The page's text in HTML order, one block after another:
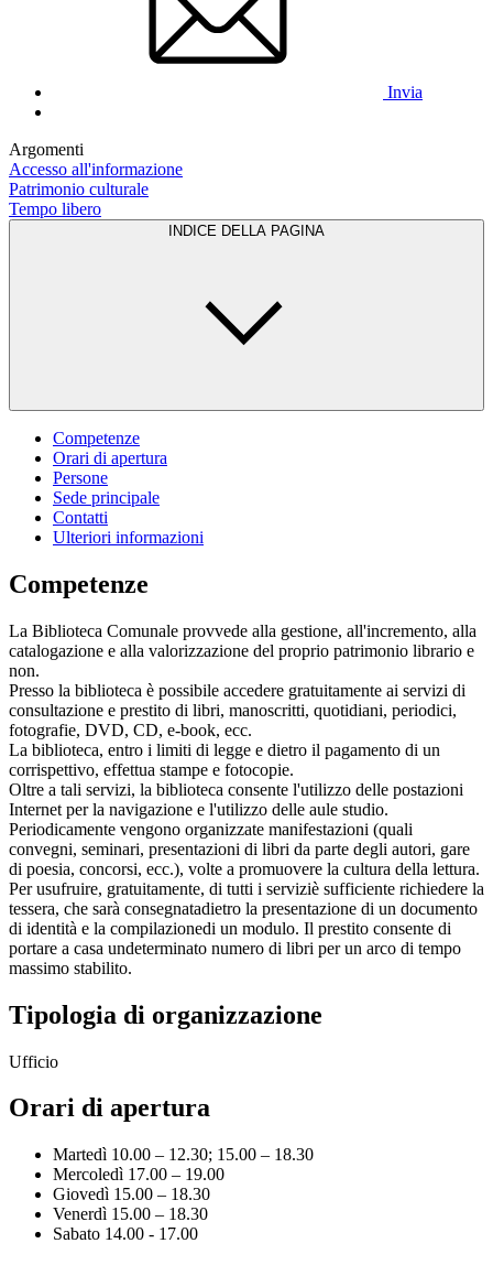
Invia
Argomenti
Accesso all'informazione
Patrimonio culturale
Tempo libero
INDICE DELLA PAGINA
Competenze
Orari di apertura
Persone
Sede principale
Contatti
Ulteriori informazioni
Competenze
La Biblioteca Comunale provvede alla gestione, all'incremento, alla
catalogazione e alla valorizzazione del proprio patrimonio librario e
non.
Presso la biblioteca è possibile accedere gratuitamente ai servizi di
consultazione e prestito di libri, manoscritti, quotidiani, periodici,
fotografie, DVD, CD, e-book, ecc.
La biblioteca, entro i limiti di legge e dietro il pagamento di un
corrispettivo, effettua stampe e fotocopie.
Oltre a tali servizi, la biblioteca consente l'utilizzo delle postazioni
Internet per la navigazione e l'utilizzo delle aule studio.
Periodicamente vengono organizzate manifestazioni (quali
convegni, seminari, presentazioni di libri da parte degli autori, gare
di poesia, concorsi, ecc.), volte a promuovere la cultura della lettura.
Per usufruire, gratuitamente, di tutti i serviziè sufficiente richiedere la
tessera, che sarà consegnatadietro la presentazione di un documento
di identità e la compilazionedi un modulo. Il prestito consente di
portare a casa undeterminato numero di libri per un arco di tempo
massimo stabilito.
Tipologia di organizzazione
Ufficio
Orari di apertura
Martedì 10.00 – 12.30; 15.00 – 18.30
Mercoledì 17.00 – 19.00
Giovedì 15.00 – 18.30
Venerdì 15.00 – 18.30
Sabato 14.00 - 17.00